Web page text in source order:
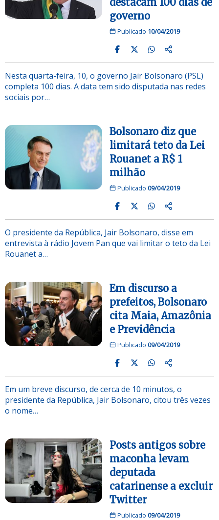
governo
Publicado 10/04/2019
Nesta quarta-feira, 10, o governo Jair Bolsonaro (PSL)
completa 100 dias. A data tem sido disputada nas redes
sociais por…
Bolsonaro diz que
limitará teto da Lei
Rouanet a R$ 1
milhão
Publicado 09/04/2019
O presidente da República, Jair Bolsonaro, disse em
entrevista à rádio Jovem Pan que vai limitar o teto da Lei
Rouanet a…
Em discurso a
prefeitos, Bolsonaro
cita Maia, Amazônia
e Previdência
Publicado 09/04/2019
Em um breve discurso, de cerca de 10 minutos, o
presidente da República, Jair Bolsonaro, citou três vezes
o nome…
Posts antigos sobre
maconha levam
deputada
catarinense a excluir
Twitter
Publicado 09/04/2019